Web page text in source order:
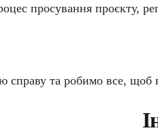
просування проєкту,
та робимо все, щоб